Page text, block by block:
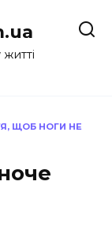
ЩОБ НОГИ НЕ